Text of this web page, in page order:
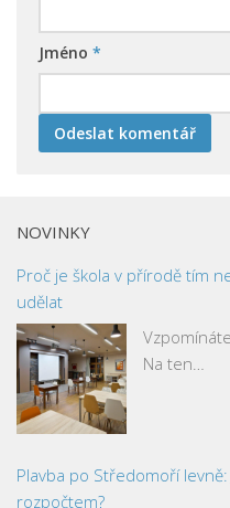
Jméno *
NOVINKY
Proč je škola v přírodě tím
udělat
Na ten…
Plavba po Středomoří
rozpočtem?